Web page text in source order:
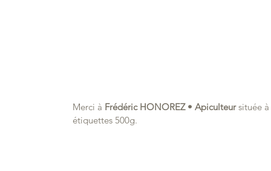
Merci à Frédéric HONOREZ • Apiculteur située à
étiquettes 500g.